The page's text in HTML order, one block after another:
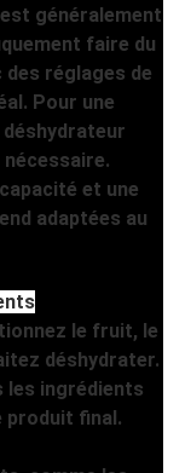
généralement
faire du
des réglages de
Pour une
et une
adaptées au
le fruit, le
déshydrater.
les ingrédients
produit final.